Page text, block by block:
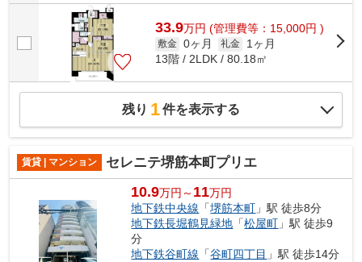
33.9万円 (管理費等：15,000円 )
敷金 0ヶ月 礼金
1ヶ月
13階 / 2LDK / 80.18㎡
残り 1件を表示する
賃貸 | マンション セレニテ堺筋本町プリエ
10.9万円～ 11万円
地下鉄中央線 「堺筋本町 」駅 徒歩8分
地下鉄長堀鶴見緑地 「松屋町 」駅 徒歩9
分
地下鉄谷町線 「谷町四丁目 」駅 徒歩14分